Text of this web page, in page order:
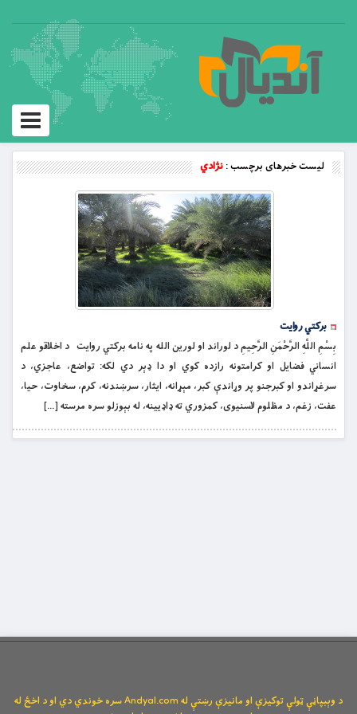
Toggle
لیست خبرهای برچسب :نژادي
برکتي روایت
بِسْمِ اللَّهِ الرَّحْمَنِ الرَّحِيمِ د لوراند او لورین الله په نامه برکتي روایت د اخلاقو علم
انساني فضايل او کرامتونه رازده کوي او دا ډېر دي لکه: تواضع، عاجزي، د
سرغړاندو او کبرجنو پر وړاندې کبر، مېړانه، ايثار، سرښندنه، کرم، سخاوت، حيا،
عفت، زغم، د مظلوم لاسنيوی، کمزوري ته ډاډيينه، له بېوزلو سره مرسته […]
د وېبپاڼې ټولې توکیزې او مانیزې رښتې له Andyal.com سره خوندي دي او د اخځ له